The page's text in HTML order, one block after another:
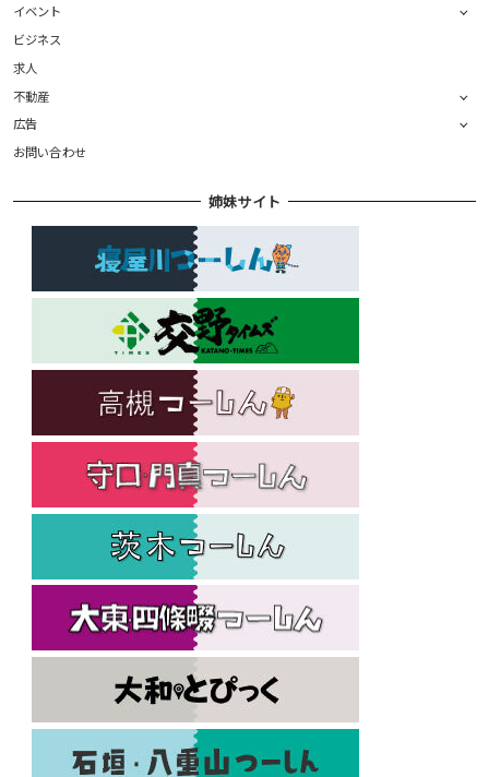
イベント
ビジネス
求人
不動産
広告
お問い合わせ
姉妹サイト